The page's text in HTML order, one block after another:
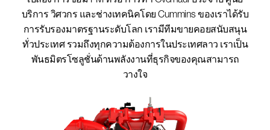
บริการ วิศวกร และช่างเทคนิคโดย Cummins ของเราได้รับ
การรับรองมาตรฐานระดับโลก เรามีทีมขายคอยสนับสนุน
ทั่วประเทศ รวมถึงทุกความต้องการในประเทศลาว เราเป็น
พันธมิตรโซลูชั่นด้านพลังงานที่ธุรกิจของคุณสามารถ
วางใจ